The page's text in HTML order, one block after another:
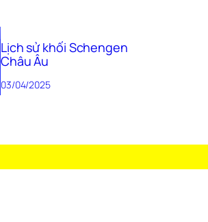
Lịch sử khối Schengen
Châu Âu
03/04/2025